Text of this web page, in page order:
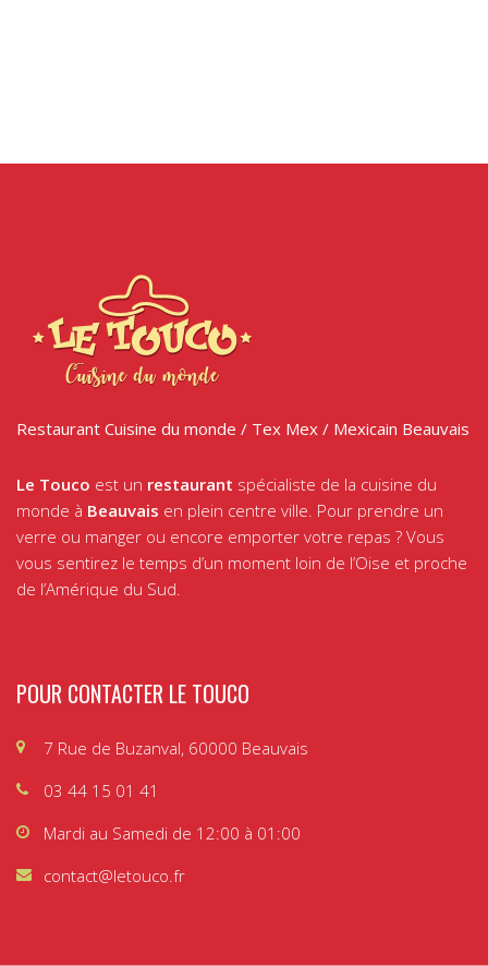
Restaurant Cuisine du monde / Tex Mex / Mexicain Beauvais
Le Touco est un restaurant spécialiste de la cuisine du
monde à Beauvais en plein centre ville. Pour prendre un
verre ou manger ou encore emporter votre repas ? Vous
vous sentirez le temps d’un moment loin de l’Oise et proche
de l’Amérique du Sud.
POUR CONTACTER LE TOUCO
7 Rue de Buzanval, 60000 Beauvais
03 44 15 01 41
Mardi au Samedi de 12:00 à 01:00
contact@letouco.fr